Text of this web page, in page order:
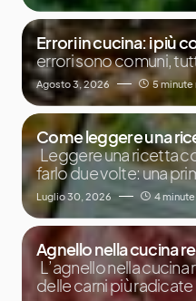
Errori in cucina: i più
errori sono comuni,
Agosto 3, 2026 5 minute
Come leggere una
Leggere una ricetta
farlo due volte: una
Luglio 30, 2026 4
Agnello nella cucina
L’agnello nella cucina
delle carni più radicate